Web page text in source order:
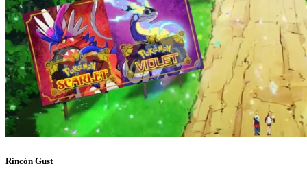
Rincón Gust